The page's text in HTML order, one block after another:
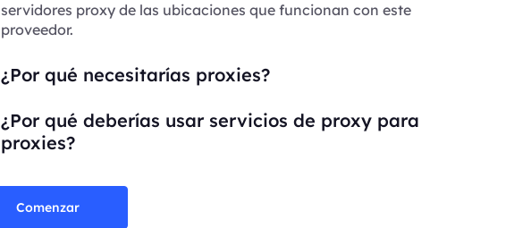
servidores proxy de las ubicaciones que funcionan con este
proveedor.
¿Por qué necesitarías proxies?
¿Por qué deberías usar servicios de proxy para
proxies?
Comenzar